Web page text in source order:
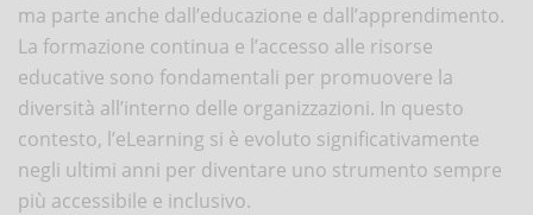
ma parte anche dall’educazione e dall’apprendimento.
La formazione continua e l’accesso alle risorse
educative sono fondamentali per promuovere la
diversità all’interno delle organizzazioni. In questo
contesto, l’eLearning si è evoluto significativamente
negli ultimi anni per diventare uno strumento sempre
più accessibile e inclusivo.